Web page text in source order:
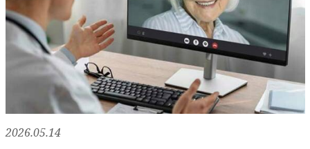
2026.05.14